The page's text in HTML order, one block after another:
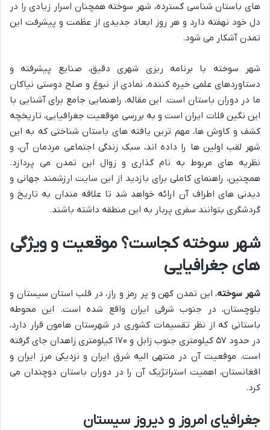
های باستان شناسی گسترده، شهر سوخته همچنان اسرار زیادی را در
دل خود نهفته دارد و هر روز ابعاد جدیدی از عظمت و پیشرفت این
تمدن آشکار می شود.
شهر سوخته با برنامه ریزی شهری دقیق، صنایع پیشرفته و
دستاوردهای علمی خیره کننده، نمادی از نبوغ و صلح دوستی نیاکان
ما در دوران باستان است. این مقاله، راهنمایی جامع برای آشنایی با
این نگین فلات ایران است و به بررسی موقعیت جغرافیایی، تاریخچه
کشف و کاوش ها، مهم ترین یافته های باستان شناختی که به این
شهر لقب اولین ها را داده اند، سبک زندگی اجتماعی مردمان آن، و
نظریه های مربوط به نام گذاری و زوال این تمدن می پردازد.
همچنین، راهنمای کاملی برای بازدید از این سایت ارزشمند جهانی و
دیدنی های اطراف آن ارائه خواهد شد تا علاقه مندان به تاریخ و
گردشگری بتوانند سفری پربار به این منطقه داشته باشند.
شهر سوخته کجاست؟ موقعیت و ویژگی
های جغرافیایی
شهر سوخته، این تمدن کهن و پر رمز و راز، در قلب استان سیستان و
بلوچستان، در جنوب شرقی ایران واقع شده است. این محوطه
باستانی که از نظر تقسیمات کشوری در شهرستان هامون قرار دارد،
در حدود ۵۷ کیلومتری جنوب زابل و ۱۷۰ کیلومتری زاهدان جای گرفته
است. موقعیت آن در منتهی الیه شرق ایران و نزدیکی مرز ایران و
افغانستان، اهمیت استراتژیک آن را در دوران باستان دوچندان می
کرد.
جغرافیای امروز و دیروز سیستان